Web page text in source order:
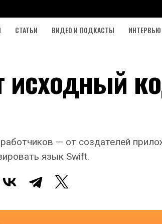
СТАТЬИ ВИДЕО И ПОДКАСТЫ ИНТЕРВЬЮ
исходный
— от создателей
язык Swift.